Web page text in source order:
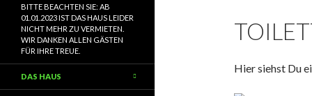
Hier siehst Du
BITTE BEACHTEN SIE: AB
01.01.2023 IST DAS HAUS LEIDER
NICHT MEHR ZU VERMIETEN.
WIR DANKEN ALLEN GÄSTEN
FÜR IHRE TREUE.
DAS HAUS